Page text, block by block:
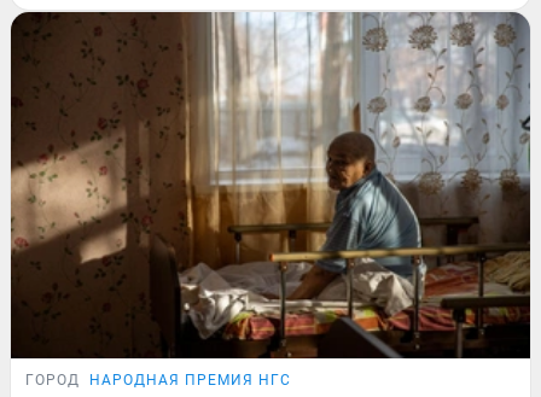
ГОРОД НАРОДНАЯ ПРЕМИЯ НГС